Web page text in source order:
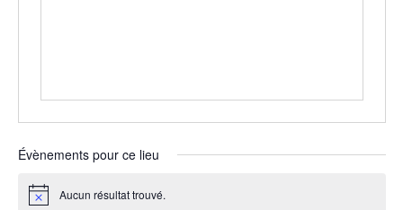
Évènements pour ce lieu
Notice Aucun résultat trouvé.